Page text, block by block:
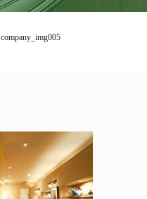
company_img005